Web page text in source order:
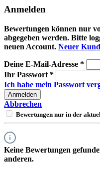
Anmelden
Bewertungen können nur
abgegeben werden. Bitte
neuen Account. Neuer
Deine E-Mail-Adresse *
Ihr Passwort *
Ich habe mein Passwort
Anmelden
Abbrechen
Bewertungen nur in der
Keine Bewertungen
anderen.